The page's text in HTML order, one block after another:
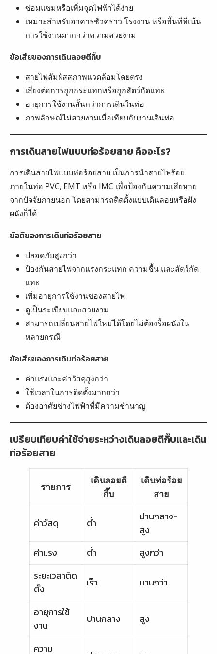
ซ่อมแซมหรือเพิ่มจุดไฟฟ้าได้ง่าย
เหมาะสำหรับอาคารชั่วคราว โรงงาน หรือพื้นที่ที่เน้น
การใช้งานมากกว่าความสวยงาม
ข้อเสียของการเดินลอยตีกิ๊บ
สายไฟสัมผัสสภาพแวดล้อมโดยตรง
เสี่ยงต่อการถูกกระแทกหรือถูกสัตว์กัดแทะ
อายุการใช้งานสั้นกว่าการเดินในท่อ
ภาพลักษณ์ไม่สวยงามเมื่อเทียบกับงานเดินท่อ
การเดินสายไฟแบบท่อร้อยสาย คืออะไร?
การเดินสายไฟแบบท่อร้อยสาย เป็นการนำสายไฟร้อย
ภายในท่อ PVC, EMT หรือ IMC เพื่อป้องกันความเสียหาย
จากปัจจัยภายนอก โดยสามารถติดตั้งแบบเดินลอยหรือฝัง
ผนังก็ได้
ข้อดีของการเดินท่อร้อยสาย
ปลอดภัยสูงกว่า
ป้องกันสายไฟจากแรงกระแทก ความชื้น และสัตว์กัด
แทะ
เพิ่มอายุการใช้งานของสายไฟ
ดูเป็นระเบียบและสวยงาม
สามารถเปลี่ยนสายไฟใหม่ได้โดยไม่ต้องรื้อผนังใน
หลายกรณี
ข้อเสียของการเดินท่อร้อยสาย
ค่าแรงและค่าวัสดุสูงกว่า
ใช้เวลาในการติดตั้งมากกว่า
ต้องอาศัยช่างไฟฟ้าที่มีความชำนาญ
เปรียบเทียบค่าใช้จ่ายระหว่างเดินลอยตีกิ๊บและเดิน
ท่อร้อยสาย
รายการ
เดินลอยตี
กิ๊บ
เดินท่อร้อย
สาย
ค่าวัสดุ ต่ำ
ปานกลาง-
สูง
ค่าแรง
ต่ำ
สูงกว่า
ระยะเวลาติด
ตั้ง
เร็ว นานกว่า
อายุการใช้
งาน
ปานกลาง สูง
ความ